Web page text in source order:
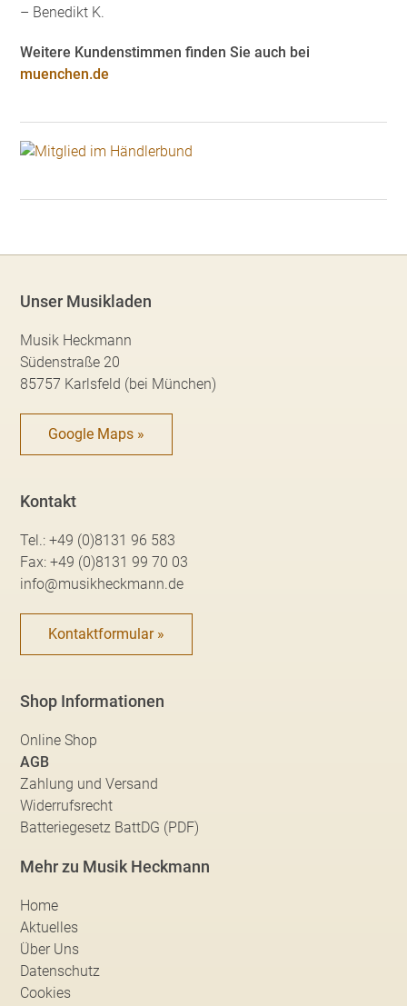
– Benedikt K.
Weitere Kundenstimmen finden Sie auch bei
muenchen.de
Unser Musikladen
Musik Heckmann
Südenstraße 20
85757 Karlsfeld (bei München)
Google Maps »
Kontakt
Tel.:+49 (0)8131 96 583
Fax:+49 (0)8131 99 70 03
info@musikheckmann.de
Kontaktformular »
Shop Informationen
Online Shop
AGB
Zahlung und Versand
Widerrufsrecht
Batteriegesetz BattDG (PDF)
Mehr zu Musik Heckmann
Home
Aktuelles
Über Uns
Datenschutz
Cookies